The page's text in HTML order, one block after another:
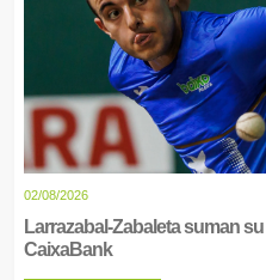
02/08/2026
Larrazabal-Zabaleta suman
CaixaBank